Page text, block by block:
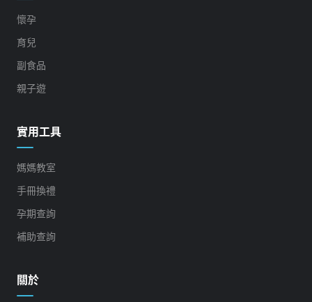
懷孕
育兒
副食品
親子遊
實用工具
媽媽教室
手冊換禮
孕期查詢
補助查詢
關於